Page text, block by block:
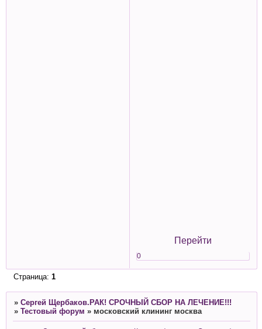
Перейти
0
Страница: 1
» Сергей Щербаков.РАК! СРОЧНЫЙ СБОР НА ЛЕЧЕНИЕ!!!
» Тестовый форум » московский клининг москва